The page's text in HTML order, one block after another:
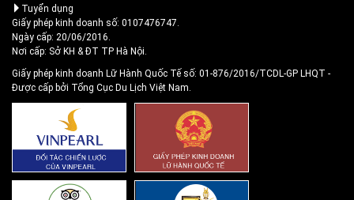
Tuyển dụng
Giấy phép kinh doanh số: 0107476747.
Ngày cấp: 20/06/2016.
Nơi cấp: Sở KH & ĐT TP Hà Nội.
Giấy phép kinh doanh Lữ Hành Quốc Tế số: 01-876/2016/TCDL-GP LHQT -
Được cấp bởi Tổng Cục Du Lịch Việt Nam.